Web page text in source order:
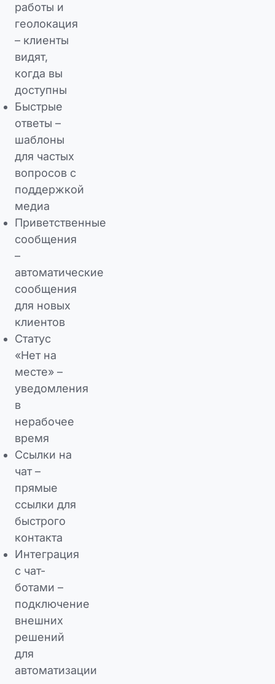
работы и
геолокация
– клиенты
видят,
когда вы
доступны
Быстрые
ответы –
шаблоны
для частых
вопросов с
поддержкой
медиа
Приветственные
сообщения
–
автоматические
сообщения
для новых
клиентов
Статус
«Нет на
месте» –
уведомления
в
нерабочее
время
Ссылки на
чат –
прямые
ссылки для
быстрого
контакта
Интеграция
с чат-
ботами –
подключение
внешних
решений
для
автоматизации